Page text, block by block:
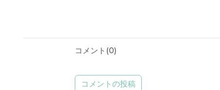
コメント(0)
コメントの投稿